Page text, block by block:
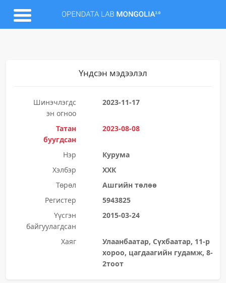
Үндсэн мэдээлэл
Шинэчлэгдс
эн огноо
2023-11-17
Татан
буугдсан
2023-08-08
Нэр
Курума
Хэлбэр
ХХК
Төрөл
Ашгийн төлөө
Регистер
5943825
Үүсгэн
байгуулагдсан
2015-03-24
Хаяг
Улаанбаатар, Сүхбаатар, 11-р
хороо, цагдаагийн гудамж, 8-
2тоот